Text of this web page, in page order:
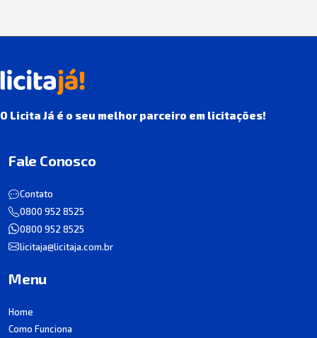
O Licita Já é o seu melhor parceiro em licitações!
Fale Conosco
Contato
0800 952 8525
0800 952 8525
licitaja@licitaja.com.br
Menu
Home
Como Funciona